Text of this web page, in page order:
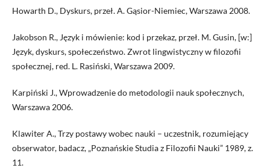
Howarth D., Dyskurs, przeł. A. Gąsior-Niemiec, Warszawa 2008.
Jakobson R., Język i mówienie: kod i przekaz, przeł. M. Gusin, [w:]
Język, dyskurs, społeczeństwo. Zwrot lingwistyczny w filozofii
społecznej, red. L. Rasiński, Warszawa 2009.
Karpiński J., Wprowadzenie do metodologii nauk społecznych,
Warszawa 2006.
Klawiter A., Trzy postawy wobec nauki – uczestnik, rozumiejący
obserwator, badacz, „Poznańskie Studia z Filozofii Nauki” 1989, z.
11.